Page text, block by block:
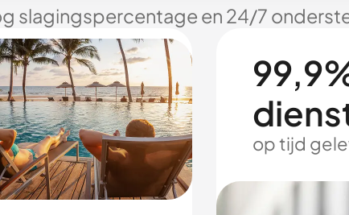
slagingspercentage en 24/7
op tijd